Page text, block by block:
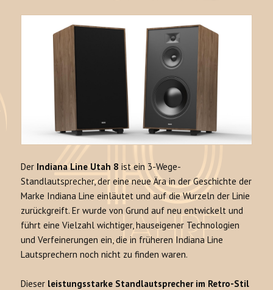
Der Indiana Line Utah 8 ist ein 3-Wege-
Standlautsprecher, der eine neue Ära in der Geschichte der
Marke Indiana Line einläutet und auf die Wurzeln der Linie
zurückgreift. Er wurde von Grund auf neu entwickelt und
führt eine Vielzahl wichtiger, hauseigener Technologien
und Verfeinerungen ein, die in früheren Indiana Line
Lautsprechern noch nicht zu finden waren.
Dieser leistungsstarke Standlautsprecher im Retro-Stil